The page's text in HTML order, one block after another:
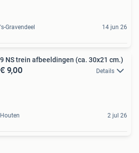
's-Gravendeel 14 jun 26
9 NS trein afbeeldingen (ca. 30x21 cm.)
€ 9,00 Details
Houten 2 jul 26